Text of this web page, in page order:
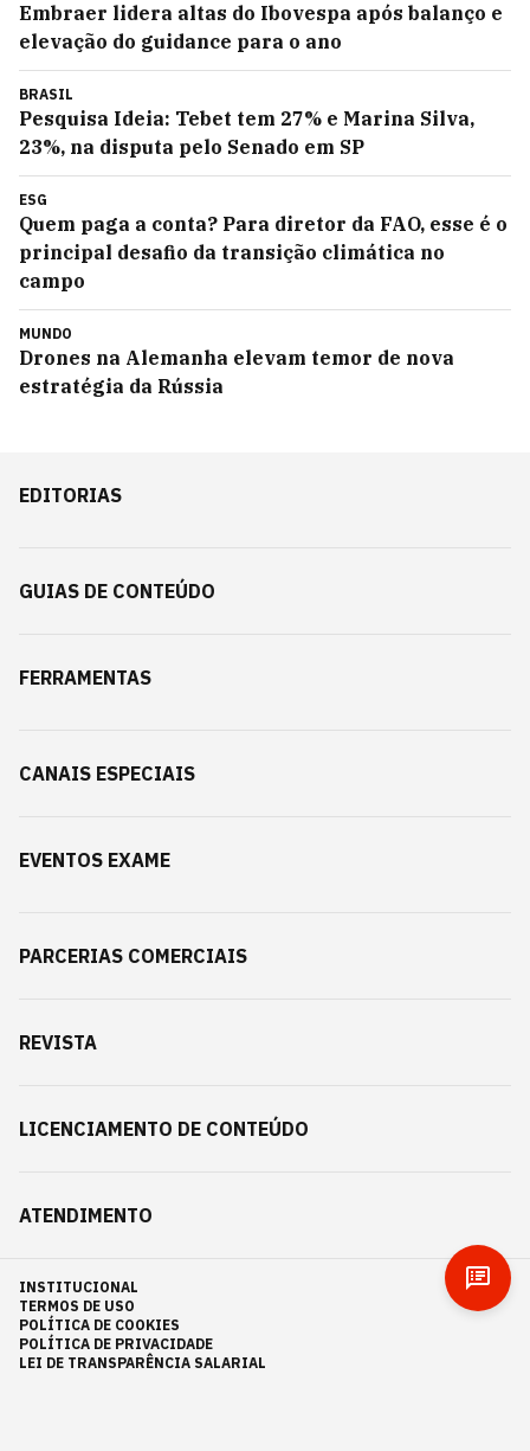
Embraer lidera altas do Ibovespa após balanço e
elevação do guidance para o ano
BRASIL
Pesquisa Ideia: Tebet tem 27% e Marina Silva,
23%, na disputa pelo Senado em SP
ESG
Quem paga a conta? Para diretor da FAO, esse é o
principal desafio da transição climática no
campo
MUNDO
Drones na Alemanha elevam temor de nova
estratégia da Rússia
EDITORIAS
GUIAS DE CONTEÚDO
FERRAMENTAS
CANAIS ESPECIAIS
EVENTOS EXAME
PARCERIAS COMERCIAIS
REVISTA
LICENCIAMENTO DE CONTEÚDO
ATENDIMENTO
INSTITUCIONAL
TERMOS DE USO
POLÍTICA DE COOKIES
POLÍTICA DE PRIVACIDADE
LEI DE TRANSPARÊNCIA SALARIAL